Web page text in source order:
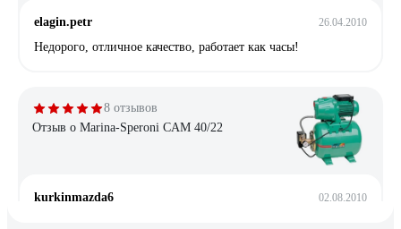
elagin.petr 26.04.2010
Недорого, отличное качество, работает как часы!
8 отзывов
Отзыв о Marina-Speroni CAM 40/22
kurkinmazda6 02.08.2010